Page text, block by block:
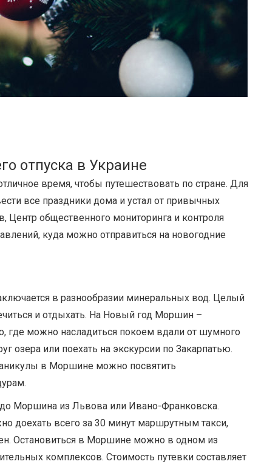
отпуска в Украине
время, чтобы путешествовать по стране. Для
все праздники дома и устал от привычных
Центр общественного мониторинга и контроля
куда можно отправиться на новогодние
в разнообразии минеральных вод. Целый
и отдыхать. На Новый год Моршин –
где можно насладиться покоем вдали от шумного
озера или поехать на экскурсии по Закарпатью.
в Моршине можно посвятить
до Моршина из Львова или Ивано-Франковска.
доехать всего за 30 минут маршрутным такси,
Остановиться в Моршине можно в одном из
комплексов. Стоимость путевки составляет